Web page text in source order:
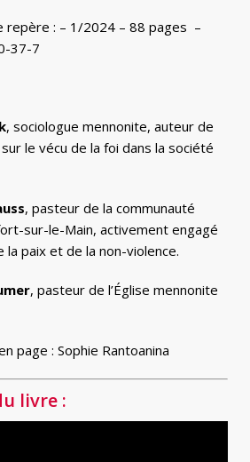
repère : – 1/2024 – 88 pages –
37-7
, sociologue mennonite, auteur de
le vécu de la foi dans la société
, pasteur de la communauté
sur-le-Main, activement engagé
paix et de la non-violence.
, pasteur de l’Église mennonite
page : Sophie Rantoanina
livre :